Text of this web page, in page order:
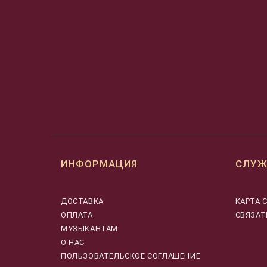
ИНФОРМАЦИЯ
ДОСТАВКА
ОПЛАТА
МУЗЫКАНТАМ
О НАС
ПОЛЬЗОВАТЕЛЬСКОЕ СОГЛАШЕНИЕ
КАРТА